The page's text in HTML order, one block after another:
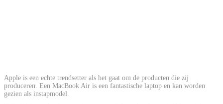
Apple is een echte trendsetter als het gaat om de producten die zij
produceren. Een MacBook Air is een fantastische laptop en kan worden
gezien als instapmodel.